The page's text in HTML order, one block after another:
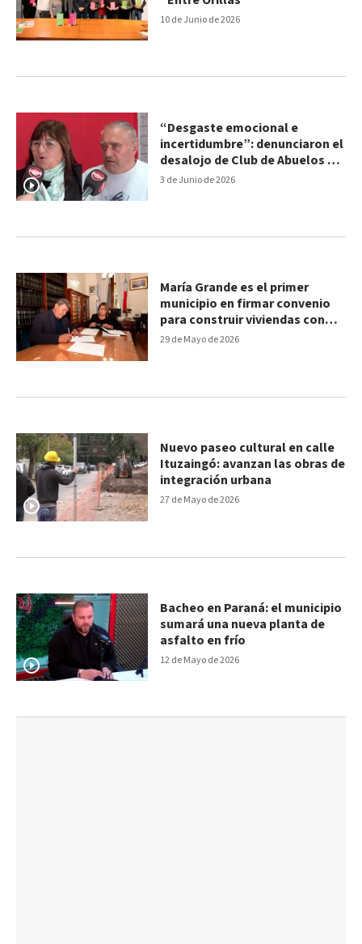
10 de Junio de 2026
3 de Junio de 2026
“Desgaste emocional e
incertidumbre”: denunciaron el
desalojo de Club de Abuelos de
Colonia Avellaneda
29 de Mayo de 2026
María Grande es el primer
municipio en firmar convenio
para construir viviendas con
financiamiento provincial
27 de Mayo de 2026
Nuevo paseo cultural en calle
Ituzaingó: avanzan las obras de
integración urbana
12 de Mayo de 2026
Bacheo en Paraná: el municipio
sumará una nueva planta de
asfalto en frío